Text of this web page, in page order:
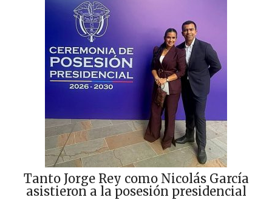
Tanto Jorge Rey como Nicolás García
asistieron a la posesión presidencial